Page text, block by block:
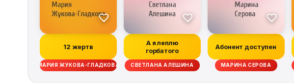
12 жертв
МАРИЯ ЖУКОВА-ГЛАДКОВА
А я леплю
горбатого
СВЕТЛАНА АЛЕШИНА
Абонент доступен
МАРИНА СЕРОВА